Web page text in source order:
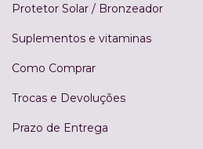
Protetor Solar / Bronzeador
Suplementos e vitaminas
Como Comprar
Trocas e Devoluções
Prazo de Entrega